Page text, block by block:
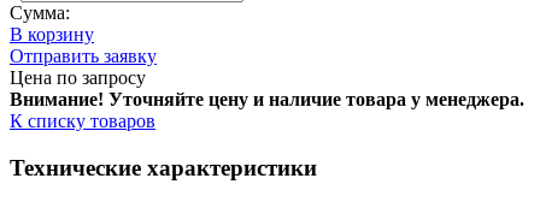
Сумма:
В корзину
Отправить заявку
Цена по запросу
Внимание! Уточняйте цену и наличие товара у менеджера.
К списку товаров
Технические характеристики